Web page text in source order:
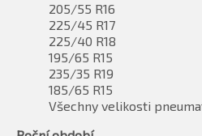
205/55 R16
225/45 R17
225/40 R18
195/65 R15
235/35 R19
185/65 R15
Všechny velikosti